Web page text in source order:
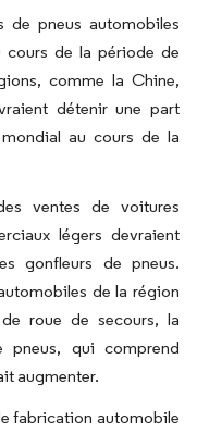
de pneus automobiles
cours de la période de
comme la Chine,
détenir une part
au cours de la
ventes de voitures
légers devraient
gonfleurs de pneus.
de la région
roue de secours, la
qui comprend
augmenter.
fabrication automobile